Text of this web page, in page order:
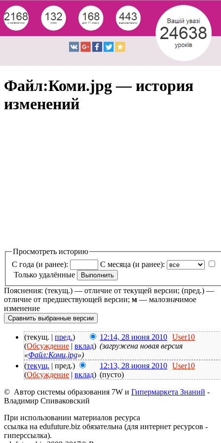
Файл:Коми.jpg — история
изменений
Просмотреть историю
С года (и ранее):
С месяца (и ранее):
Только удалённые
Пояснения: (текущ.) — отличие от текущей версии; (пред.) —
отличие от предшествующей версии; м — малозначимое
изменение
(текущ. | пред.) 12:14, 28 июня 2010
User10
(Обсуждение | вклад) (загружена новая версия
«Файл:Коми.jpg»)
(текущ. | пред.) 12:13, 28 июня 2010
User10
(Обсуждение | вклад) (пусто)
© Автор системы образования 7W и Гипермаркета Знаний -
Владимир Спиваковский
При использовании материалов ресурса
ссылка на edufuture.biz обязательна (для интернет ресурсов -
гиперссылка).